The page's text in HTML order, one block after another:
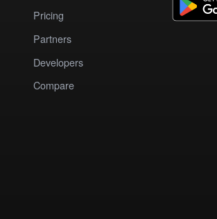
Pricing
Partners
Developers
Compare